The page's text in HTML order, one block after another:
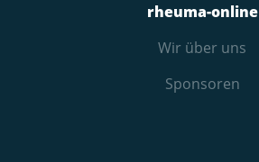
rheuma-online
Wir über uns
Sponsoren